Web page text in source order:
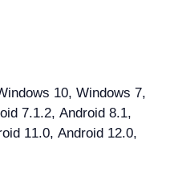
10, Windows 7,
7.1.2, Android 8.1,
11.0, Android 12.0,